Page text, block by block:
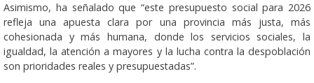
Asimismo, ha señalado que “este presupuesto social para 2026
refleja una apuesta clara por una provincia más justa, más
cohesionada y más humana, donde los servicios sociales, la
igualdad, la atención a mayores y la lucha contra la despoblación
son prioridades reales y presupuestadas”.